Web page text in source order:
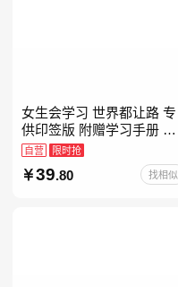
女生会学习 世界都让路 专
供印签版 附赠学习手册 创
意明信片 试听课和资料包
自营 限时抢
39.80 找相似